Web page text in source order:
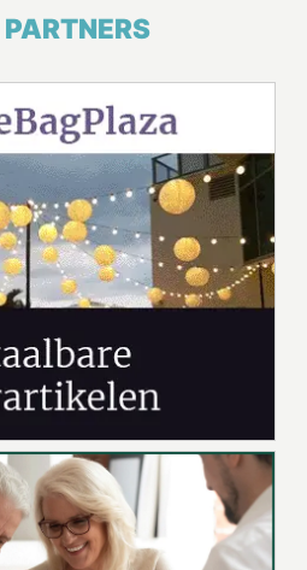
PARTNERS